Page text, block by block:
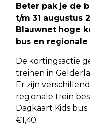
Beter pak je de
t/m 31 augustus
Blauwnet hoge
bus en
De kortingsactie
treinen in
Er zijn
regionale trein
Dagkaart Kids
€1,40.